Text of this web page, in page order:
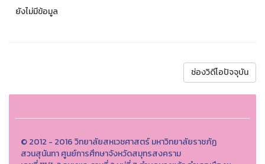
ยังไม่มีข้อมูล
ช่องวิดีโอปัจจุบัน
© 2012 - 2016 วิทยาลัยสหเวชศาสตร์ มหาวิทยาลัยราชภัฏ
สวนสุนันทา ศูนย์การศึกษาจังหวัดสมุทรสงคราม